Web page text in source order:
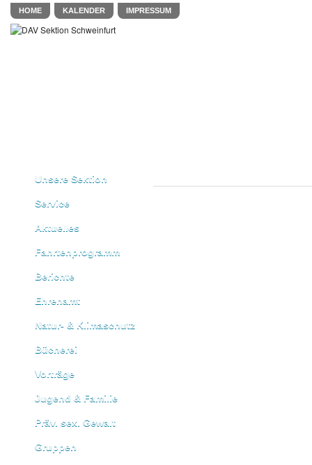
HOME KALENDER IMPRESSUM
Unsere Sektion
Service
Aktuelles
Fahrtenprogramm
Berichte
Ehrenamt
Natur- & Klimaschutz
Bücherei
Vorträge
Jugend & Familie
Präv. sex. Gewalt
Gruppen